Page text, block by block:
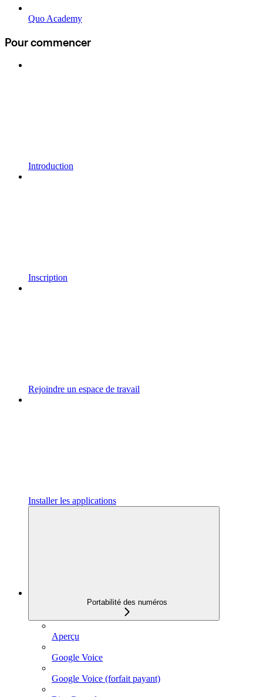
Quo Academy
Pour commencer
Introduction
Inscription
Rejoindre un espace de travail
Installer les applications
Portabilité des numéros
Aperçu
Google Voice
Google Voice (forfait payant)